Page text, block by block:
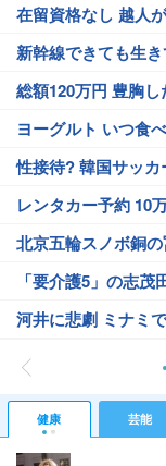
在留資格なし 越人
新幹線できても生
総額120万円 豊胸
ヨーグルト いつ食
性接待? 韓国サッ
レンタカー予約 10
北京五輪スノボ銅
「要介護5」の志茂
河井に悲劇 ミナミ
健康 芸能